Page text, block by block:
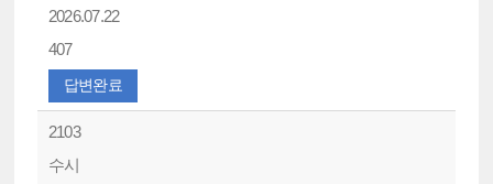
2026.07.22
407
답변완료
2103
수시